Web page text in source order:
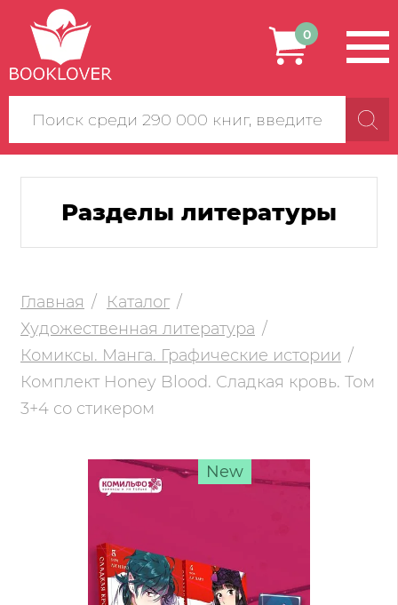
Поиск
по
сайту
0
Разделы литературы
Главная
Каталог
Художественная литература
Комиксы. Манга. Графические истории
Комплект Honey Blood. Сладкая кровь. Том
3+4 со стикером
New